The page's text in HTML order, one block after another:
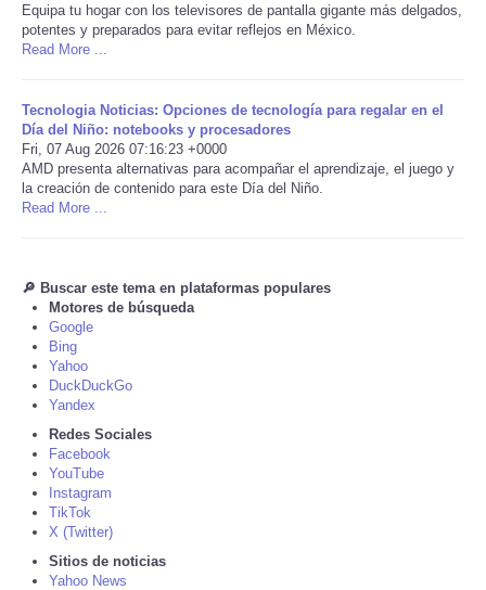
Deportes
Especiales
Internacionales
Salud
Tecnologia
Tiempo
CATEGORIES
CARTOONS
CONTACT
Equipa tu hogar con los televisores de pantalla gigante más delgados,
potentes y preparados para evitar reflejos en México.
Read More ...
Tecnologia Noticias: Opciones de tecnología para regalar en el
Día del Niño: notebooks y procesadores
Fri, 07 Aug 2026 07:16:23 +0000
AMD presenta alternativas para acompañar el aprendizaje, el juego y
la creación de contenido para este Día del Niño.
Read More ...
🔎 Buscar este tema en plataformas populares
Motores de búsqueda
Google
Bing
Yahoo
DuckDuckGo
Yandex
Redes Sociales
Facebook
YouTube
Instagram
TikTok
X (Twitter)
Sitios de noticias
Yahoo News